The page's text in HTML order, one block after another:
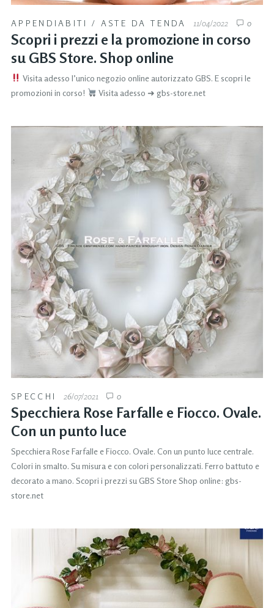
APPENDIABITI / ASTE DA TENDA 11/04/2022 0
Scopri i prezzi e la promozione in corso
su GBS Store. Shop online
Visita adesso l’unico negozio online autorizzato GBS. E scopri le
promozioni in corso!
Visita adesso ➜ gbs-store.net
SPECCHI 26/07/2021 0
Specchiera Rose Farfalle e Fiocco. Ovale.
Con un punto luce
Specchiera Rose Farfalle e Fiocco. Ovale. Con un punto luce centrale.
Colori in smalto. Su misura e con colori personalizzati. Ferro battuto e
decorato a mano. Scopri i prezzi su GBS Store Shop online: gbs-
store.net